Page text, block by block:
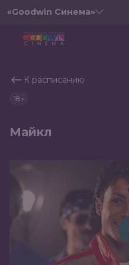
«Goodwin Синема»
К расписанию
Майкл
18+